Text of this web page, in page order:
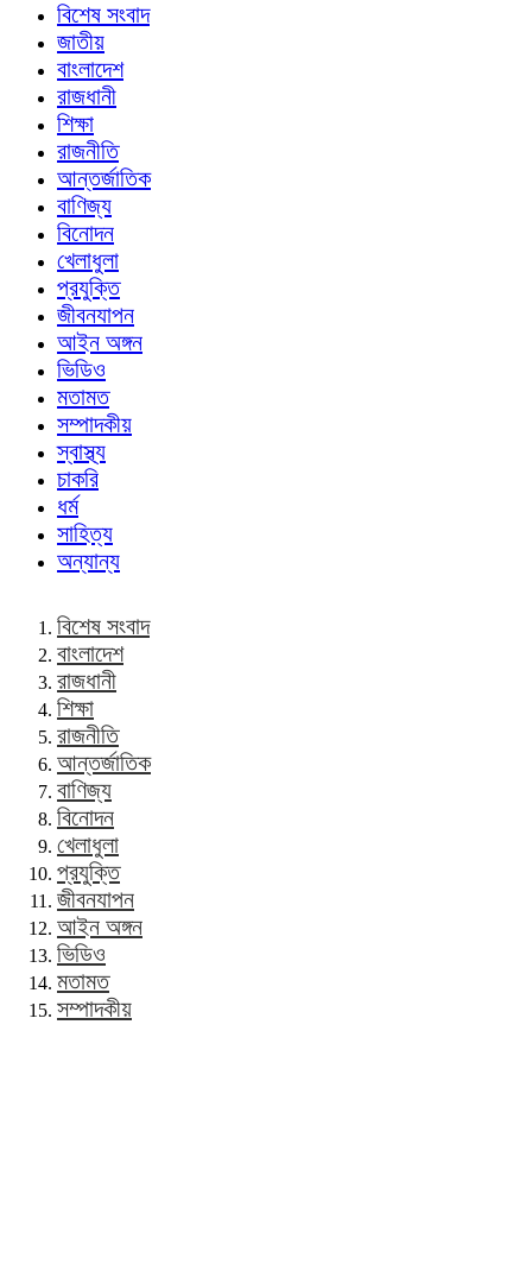
বিশেষ সংবাদ
জাতীয়
বাংলাদেশ
রাজধানী
শিক্ষা
রাজনীতি
আন্তর্জাতিক
বাণিজ্য
বিনোদন
খেলাধুলা
প্রযুক্তি
জীবনযাপন
আইন অঙ্গন
ভিডিও
মতামত
সম্পাদকীয়
স্বাস্থ্য
চাকরি
ধর্ম
সাহিত্য
অন্যান্য
বিশেষ সংবাদ
বাংলাদেশ
রাজধানী
শিক্ষা
রাজনীতি
আন্তর্জাতিক
বাণিজ্য
বিনোদন
খেলাধুলা
প্রযুক্তি
জীবনযাপন
আইন অঙ্গন
ভিডিও
মতামত
সম্পাদকীয়